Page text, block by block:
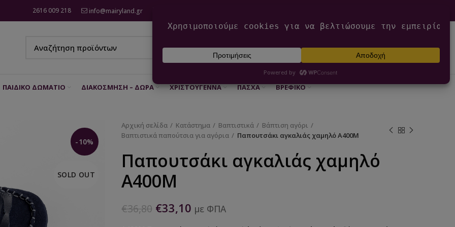
2616 009 218 info@mairyland.gr
ΕΊΣΟΔΟΣ / ΕΓΓΡΑΦΉ €0,00
ΠΑΙΔΙΚΌ ΔΩΜΆΤΙΟ ΔΙΑΚΌΣΜΗΣΗ – ΔΏΡΑ ΧΡΙΣΤΟΎΓΕΝΝΑ ΠΆΣΧΑ ΒΡΕΦΙΚΌ
-10%
SOLD OUT
Αρχική σελίδα Κατάστημα Βαπτιστικά
Βάπτιση αγόρι
Βαπτιστικά παπούτσια για αγόρια
Παπουτσάκι αγκαλιάς χαμηλό Α400Μ
Παπουτσάκι αγκαλιάς χαμηλό
Α400Μ
€36,80 €33,10 με ΦΠΑ